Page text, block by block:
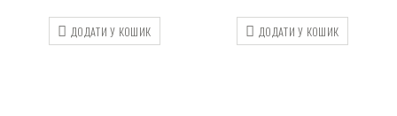
ДОДАТИ У КОШИК ДОДАТИ У КОШИК